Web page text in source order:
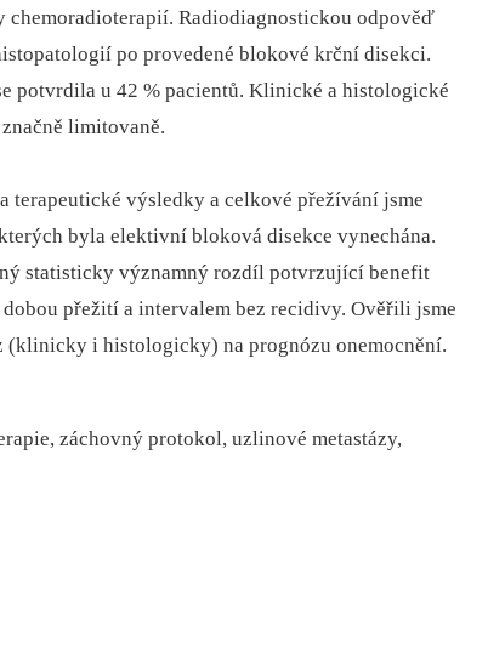
Radiodiagnostickou odpověď
po provedené blokové krční disekci.
potvrdila u 42 % pacientů. Klinické a histologické
limitovaně.
výsledky a celkové přežívání jsme
byla elektivní bloková disekce vynechána.
statisticky významný rozdíl potvrzující benefit
přežití a intervalem bez recidivy. Ověřili jsme
(klinicky i histologicky) na prognózu onemocnění.
záchovný protokol, uzlinové metastázy,